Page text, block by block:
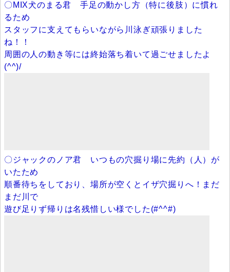
〇MIX犬のまる君 手足の動かし方（特に後肢）に慣れ
るため
スタッフに支えてもらいながら川泳ぎ頑張りました
ね！！
周囲の人の動き等には終始落ち着いて過ごせましたよ
(^^)/
〇ジャックのノア君 いつもの穴掘り場に先約（人）が
いたため
順番待ちをしており、場所が空くとイザ穴掘りへ！まだ
まだ川で
遊び足りず帰りは名残惜しい様でした(#^^#)